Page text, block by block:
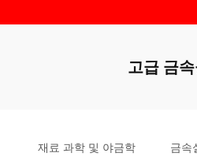
고급 금
재료 과학 및 야금학 금속